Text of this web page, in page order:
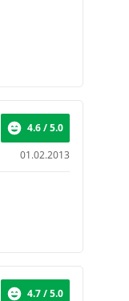
01.02.2013
4.6 / 5.0
4.7 / 5.0